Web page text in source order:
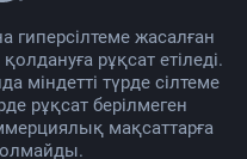
гиперсілтеме жасалған
рұқсат етіледі.
міндетті түрде сілтеме
рұқсат берілмеген
мақсаттарға